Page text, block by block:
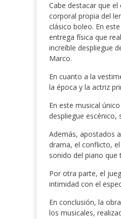
Cabe destacar que
corporal propia del
clásico boleo. En
entrega física que
increíble despliegue
Marco.
En cuanto a la
la época y la actriz
En este musical
despliegue escénico,
Además, apostados
drama, el conflicto,
sonido del piano que
Por otra parte, el
intimidad con el
En conclusión, la
los musicales,